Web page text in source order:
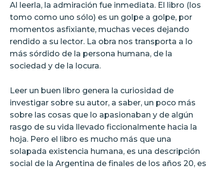
Al leerla, la admiración fue inmediata. El libro (los
tomo como uno sólo) es un golpe a golpe, por
momentos asfixiante, muchas veces dejando
rendido a su lector. La obra nos transporta a lo
más sórdido de la persona humana, de la
sociedad y de la locura.
Leer un buen libro genera la curiosidad de
investigar sobre su autor, a saber, un poco más
sobre las cosas que lo apasionaban y de algún
rasgo de su vida llevado ficcionalmente hacia la
hoja. Pero el libro es mucho más que una
solapada existencia humana, es una descripción
social de la Argentina de finales de los años 20, es